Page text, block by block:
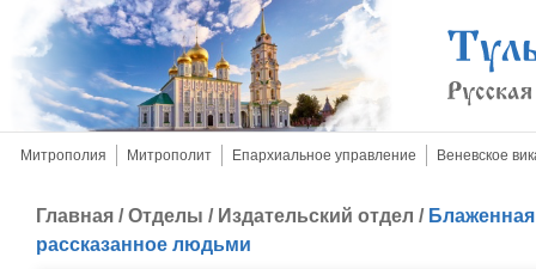
Митрополия Митрополит Епархиальное управление Веневское
Главная /Отделы / Издательский отдел /
рассказанное людьми